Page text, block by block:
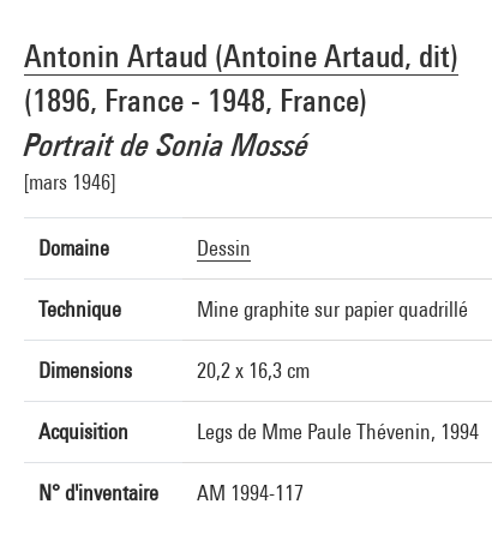
Antonin Artaud (Antoine Artaud, dit)
(1896, France - 1948, France)
Portrait de Sonia Mossé
[mars 1946]
Domaine Dessin
Technique Mine graphite sur papier quadrillé
Dimensions 20,2 x 16,3 cm
Acquisition Legs de Mme Paule Thévenin, 1994
N° d'inventaire AM 1994-117